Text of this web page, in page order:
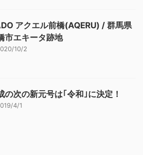
アクエル前橋(AQERU) / 群馬県
市エキータ跡地
10/2
の次の新元号は｢令和｣に決定！
4/1